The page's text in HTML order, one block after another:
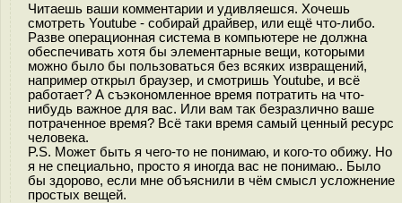
Читаешь ваши комментарии и удивляешся. Хочешь
смотреть Youtube - собирай драйвер, или ещё что-либо.
Разве операционная система в компьютере не должна
обеспечивать хотя бы элементарные вещи, которыми
можно было бы пользоваться без всяких извращений,
например открыл браузер, и смотришь Youtube, и всё
работает? А съэкономленное время потратить на что-
нибудь важное для вас. Или вам так безразлично ваше
потраченное время? Всё таки время самый ценный ресурс
человека.
P.S. Может быть я чего-то не понимаю, и кого-то обижу. Но
я не специально, просто я иногда вас не понимаю.. Было
бы здорово, если мне объяснили в чём смысл усложнение
простых вещей.